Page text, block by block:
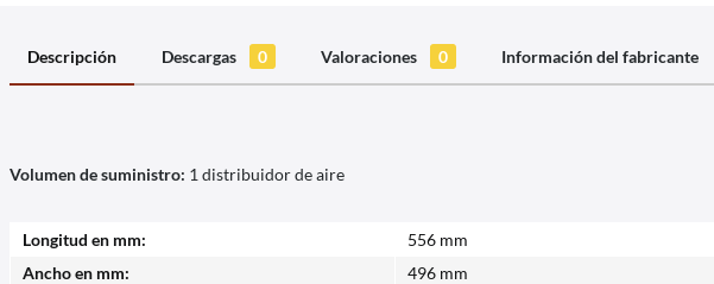
Descripción Descargas 0 Valoraciones 0 Información del fabricante
Volumen de suministro: 1 distribuidor de aire
Longitud en mm:
556 mm
Ancho en mm:
496 mm